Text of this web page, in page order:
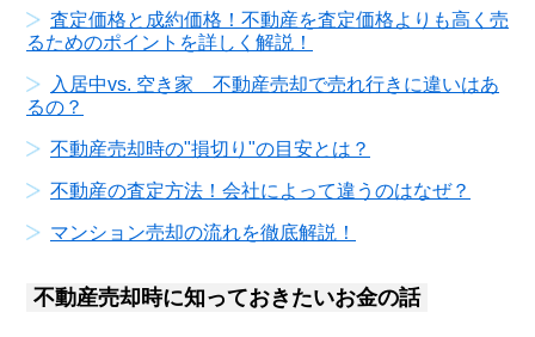
査定価格と成約価格！不動産を査定価格よりも高く売
るためのポイントを詳しく解説！
入居中vs. 空き家 不動産売却で売れ行きに違いはあ
るの？
不動産売却時の"損切り"の目安とは？
不動産の査定方法！会社によって違うのはなぜ？
マンション売却の流れを徹底解説！
不動産売却時に知っておきたいお金の話